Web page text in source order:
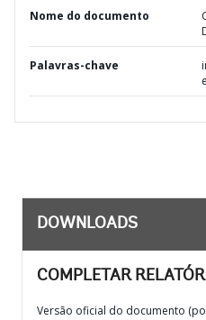
Nome do documento
Palavras-chave
DOWNLOADS
COMPLETAR
Versão oficial do documento